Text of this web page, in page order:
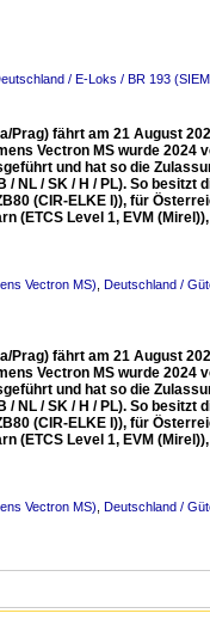
/ E-Loks / BR 193
Prag) fährt am 21 August
Vectron MS wurde 2024
und hat so die
NL / SK / H / PL). So besitzt
(CIR-ELKE I)), für
(ETCS Level 1, EVM
Vectron MS) Deutschland /
Prag) fährt am 21 August
Vectron MS wurde 2024
und hat so die
NL / SK / H / PL). So besitzt
(CIR-ELKE I)), für
(ETCS Level 1, EVM
Vectron MS) Deutschland /